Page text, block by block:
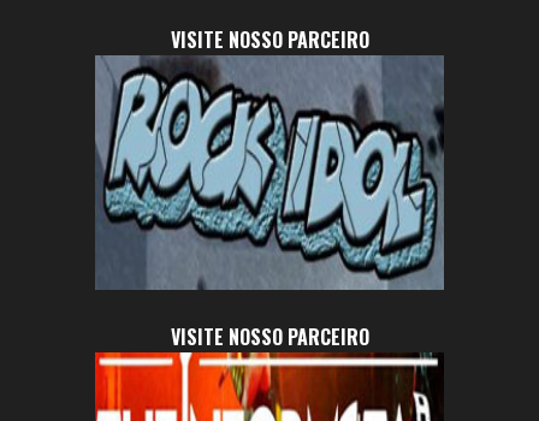
VISITE NOSSO PARCEIRO
VISITE NOSSO PARCEIRO